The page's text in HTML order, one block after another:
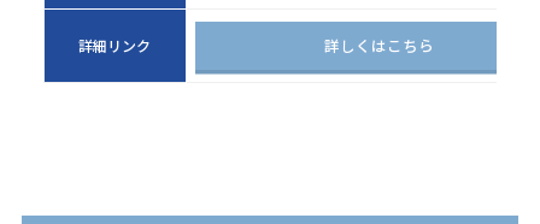
詳細リンク 詳しくはこちら